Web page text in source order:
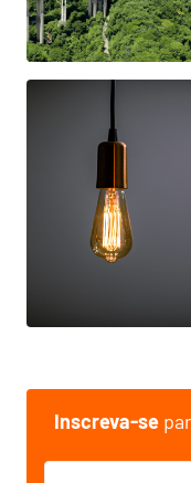
Inscreva-se